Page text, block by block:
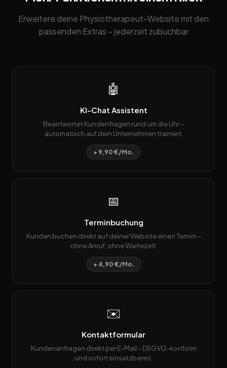
Erweitere deine Physiotherapeut-Website mit den
passenden Extras – jederzeit zubuchbar
🤖
KI-Chat Assistent
Beantwortet Kundenfragen rund um die Uhr –
automatisch auf dein Unternehmen trainiert.
+ 9,90 €/Mo.
📅
Terminbuchung
Kunden buchen direkt auf deiner Website einen Termin –
ohne Anruf, ohne Wartezeit.
+ 4,90 €/Mo.
✉️
Kontaktformular
Kundenanfragen direkt per E-Mail – DSGVO-konform
und sofort einsatzbereit.